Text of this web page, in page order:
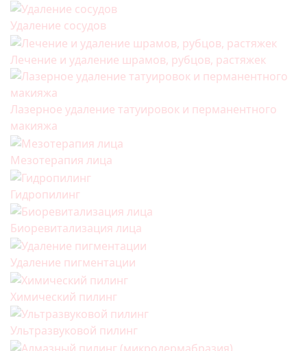
Удаление сосудов
Лечение и удаление шрамов, рубцов, растяжек
Лазерное удаление татуировок и перманентного
макияжа
Мезотерапия лица
Гидропилинг
Биоревитализация лица
Удаление пигментации
Химический пилинг
Ультразвуковой пилинг